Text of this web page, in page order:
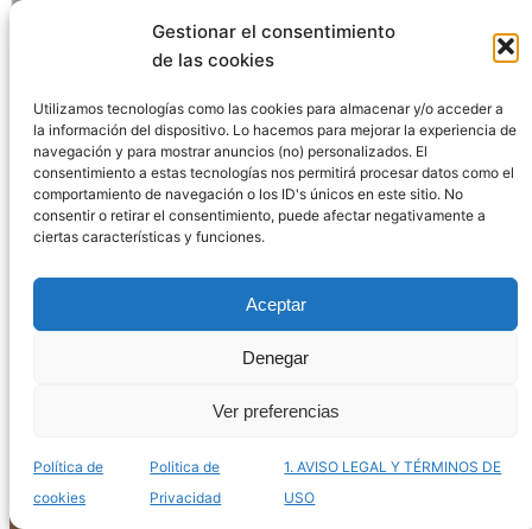
Gestionar el consentimiento
de las cookies
Utilizamos tecnologías como las cookies para almacenar y/o acceder a
la información del dispositivo. Lo hacemos para mejorar la experiencia de
navegación y para mostrar anuncios (no) personalizados. El
consentimiento a estas tecnologías nos permitirá procesar datos como el
comportamiento de navegación o los ID's únicos en este sitio. No
consentir o retirar el consentimiento, puede afectar negativamente a
ciertas características y funciones.
Aceptar
Denegar
Ver preferencias
Política de
cookies
Politica de
Privacidad
1. AVISO LEGAL Y TÉRMINOS DE
USO
Catálogo de terrarios de hormigas para comprar
online – Los más curiosos